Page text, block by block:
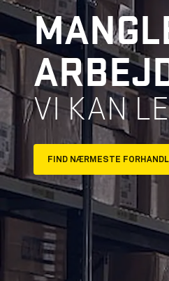
VI KAN
FIND NÆRMESTE